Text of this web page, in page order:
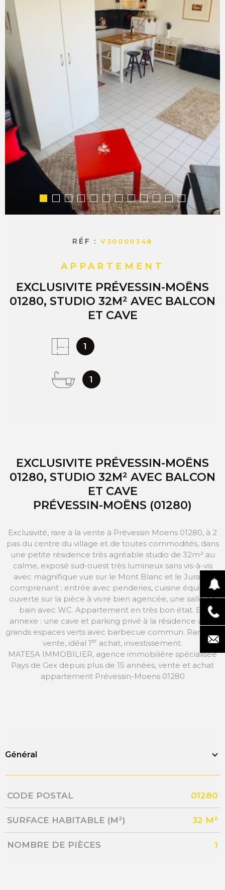
ESTIMER
VENDRE
RÉF :V30000348
APPARTEMENT
EXCLUSIVITE PRÉVESSIN-MOËNS
01280, STUDIO 32M² AVEC BALCON
ET CAVE
1
1
EXCLUSIVITE PRÉVESSIN-MOËNS
01280, STUDIO 32M² AVEC BALCON
ET CAVE
PRÉVESSIN-MOËNS (01280)
Exclusivité, rare à la vente à Prévessin Moens 01280, à 2
pas du centre du village et de toutes commodités, dans
une petite résidence très agréable studio de 32m² au
calme, exposé sud-ouest très lumineux sans vis-à-vis
avec magnifique vue sur le Mont Blanc et le Jura, et
comprenant : entrée avec penderies, cuisine équipée
ouverte sur la pièce à vivre bien agencée, une salle de
bain avec WC. Appartement en très bon état. En
annexe : une cave et parking privé à la résidence avec
grands espaces verts avec barbecue commun. Rare à la
vente, idéal 1er achat, investissement.
MATESA IMMOBILIER, agence immobilière spécialisée
Pays de Gex depuis plus de 15 années, vente et achat
appartement Prévessin-Moens 01280
Général
Caractérisque Valeurs
CODE POSTAL 01280
SURFACE HABITABLE (M²) 32 M²
NOMBRE DE PIÈCES 1